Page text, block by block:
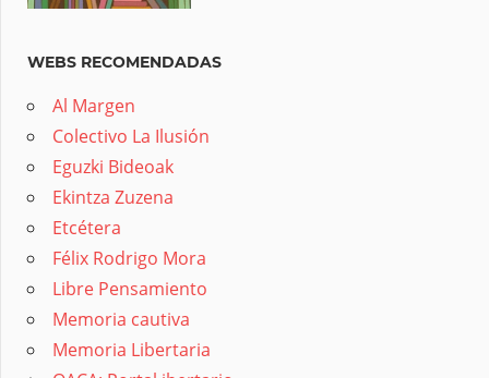
WEBS RECOMENDADAS
Al Margen
Colectivo La Ilusión
Eguzki Bideoak
Ekintza Zuzena
Etcétera
Félix Rodrigo Mora
Libre Pensamiento
Memoria cautiva
Memoria Libertaria